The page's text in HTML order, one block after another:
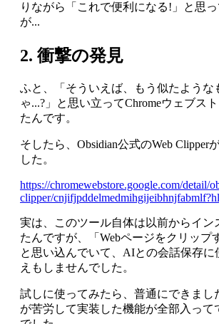
りながら「これで便利になる!」と思
が...
2. 衝撃の発見
ふと、「そういえば、もう似たような
ゃ...?」と思い立ってChromeウェブス
たんです。
そしたら、Obsidian公式のWeb Clipper
した。
https://chromewebstore.google.com/detail/
clipper/
実は、このツール自体は以前からイン
たんですが、「Webページをクリップ
と思い込んでいて、AIとの会話保存に
えもしませんでした。
試しに使ってみたら、普通にできまし
が苦労して実装した機能が全部入って